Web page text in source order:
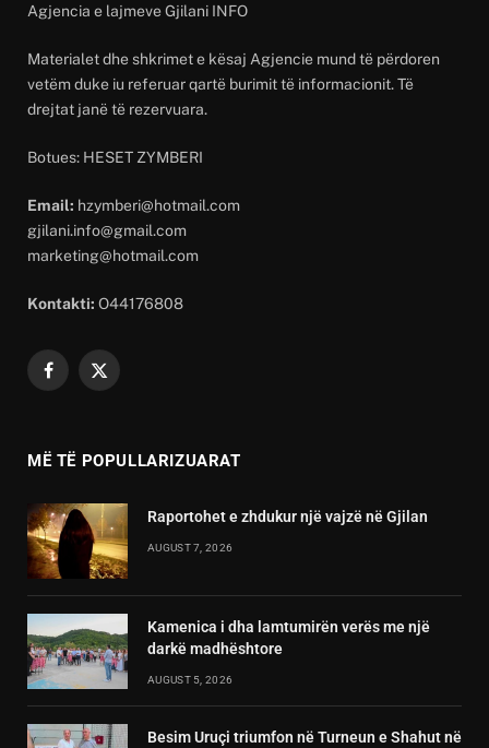
Agjencia e lajmeve Gjilani INFO
Materialet dhe shkrimet e kësaj Agjencie mund të përdoren
vetëm duke iu referuar qartë burimit të informacionit. Të
drejtat janë të rezervuara.
Botues: HESET ZYMBERI
Email: hzymberi@hotmail.com
gjilani.info@gmail.com
marketing@hotmail.com
Kontakti: O44176808
Facebook
X
MË TË POPULLARIZUARAT
Raportohet e zhdukur një vajzë në Gjilan
AUGUST 7, 2026
Kamenica i dha lamtumirën verës me një
darkë madhështore
AUGUST 5, 2026
Besim Uruçi triumfon në Turneun e Shahut në